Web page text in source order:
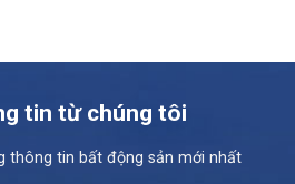
tin từ chúng tôi
thông tin bất động sản mới nhất